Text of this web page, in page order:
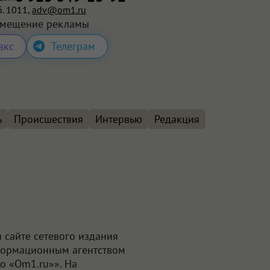
1011, adv@om1.ru
рекламы
Телеграм
Происшествия Интервью
Редакция
сетевого издания
агентством
«Om1.ru»». На